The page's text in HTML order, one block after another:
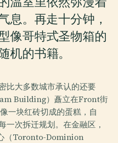
息。再走十分钟，
像哥特式圣物箱的
机的书籍。
比大多数城市承认的还要
Building）矗立在Front街
一块红砖切成的蛋糕，自
一次拆迁规划。在金融区，
（Toronto-Dominion